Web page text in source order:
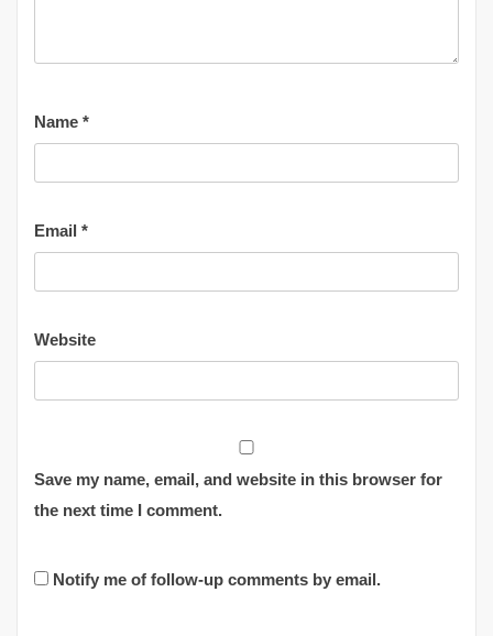
Name *
Email *
Website
Save my name, email, and website in this browser for
the next time I comment.
Notify me of follow-up comments by email.